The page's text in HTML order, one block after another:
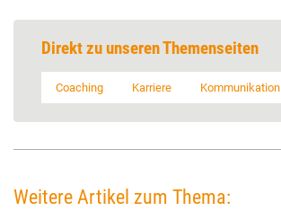
Direkt zu unseren Themenseiten
Coaching Karriere Kommunikation
Weitere Artikel zum Thema: